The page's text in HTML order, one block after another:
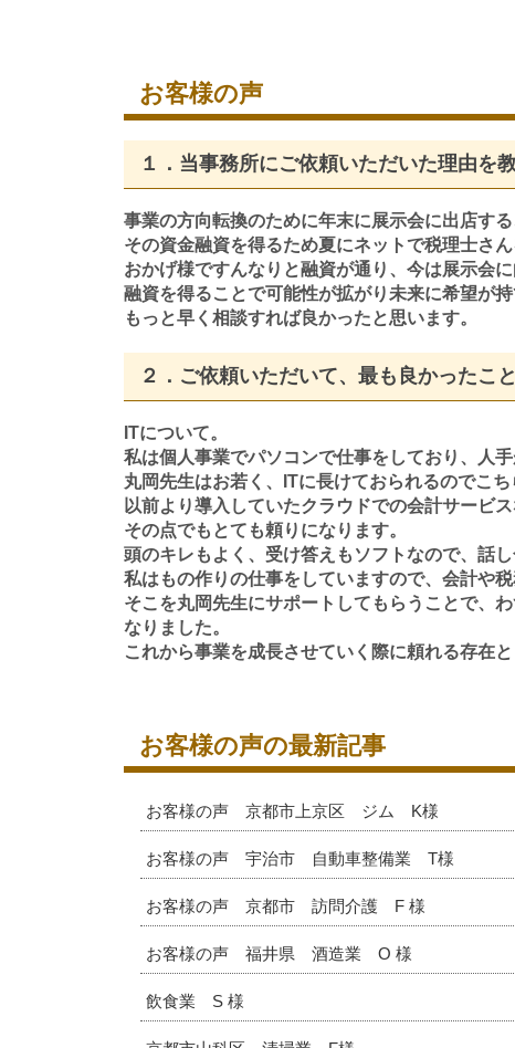
お客様の声
１．当事務所にご依頼いただいた理由を
事業の方向転換のために年末に展示会に出店する
その資金融資を得るため夏にネットで税理士さ
おかげ様ですんなりと融資が通り、今は展示会
融資を得ることで可能性が拡がり未来に希望が持
もっと早く相談すれば良かったと思います。
２．ご依頼いただいて、最も良かったこ
ITについて。
私は個人事業でパソコンで仕事をしており、人
丸岡先生はお若く、ITに長けておられるのでこち
以前より導入していたクラウドでの会計サービ
その点でもとても頼りになります。
頭のキレもよく、受け答えもソフトなので、話
私はもの作りの仕事をしていますので、会計や
そこを丸岡先生にサポートしてもらうことで、
なりました。
これから事業を成長させていく際に頼れる存在
お客様の声の最新記事
お客様の声 京都市上京区 ジム K様
お客様の声 宇治市 自動車整備業 T様
お客様の声 京都市 訪問介護 F 様
お客様の声 福井県 酒造業 O 様
飲食業 S 様